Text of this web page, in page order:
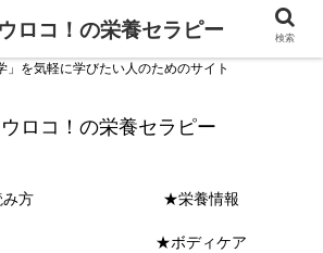
」を気軽に学びたい人のためのサイト
ロコ！の栄養セラピー
方 ★栄養情報
★ボディケア
ロコ！の栄養セラピー 検索